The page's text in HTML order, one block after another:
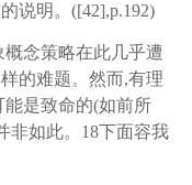
说明。([42],p.192)
概念策略在此几乎遭
的难题。然而,有理
是致命的(如前所
如此。 18下面容我